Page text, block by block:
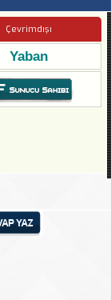
Çevrimdışı
Yaban